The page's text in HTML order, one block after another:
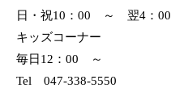
日・祝10：00 ～ 翌4：00
キッズコーナー
毎日12：00 ～
Tel 047-338-5550